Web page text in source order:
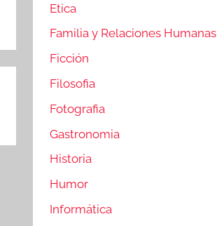
Etica
Familia y Relaciones Humanas
Ficción
Filosofia
Fotografia
Gastronomia
Historia
Humor
Informática